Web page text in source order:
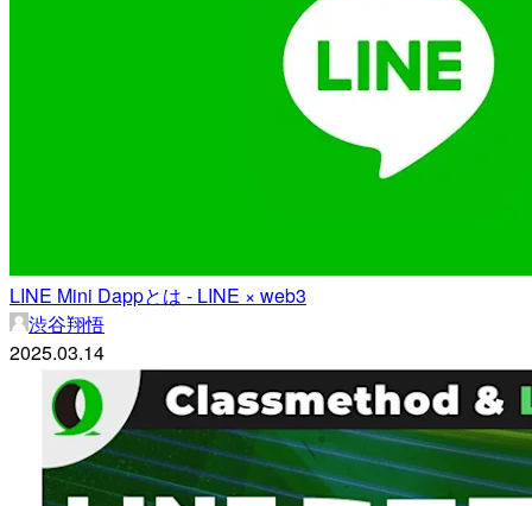
LINE Mini Dappとは - LINE × web3
渋谷翔悟
2025.03.14